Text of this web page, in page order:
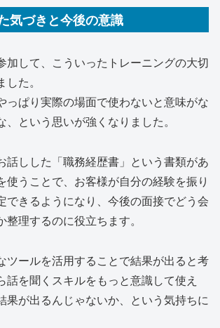
気づきと今後の意識
加して、こういったトレーニングの大切
た。
っぱり実際の場面で使わないと意味がな
、という思いが強くなりました。
話しした「職務経歴書」という書類があ
使うことで、お客様が自分の経験を振り
できるようになり、今後の面接でどう会
理するのに役立ちます。
ツールを活用することで結果が出ると考
話を聞くスキルをもっと意識して使え
果が出るんじゃないか、という気持ちに